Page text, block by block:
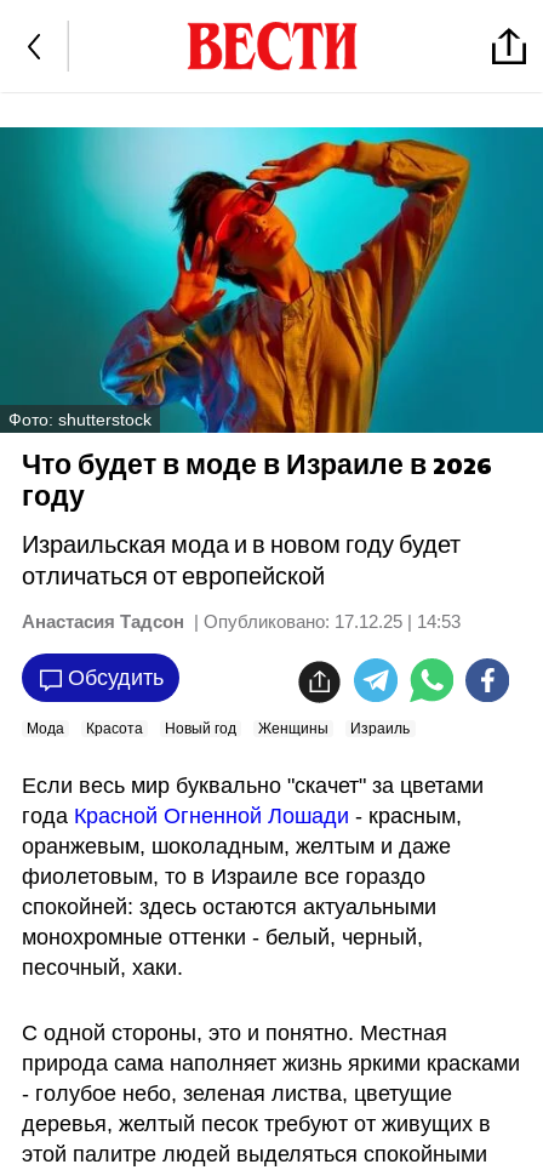
Фото: shutterstock
Что будет в моде в Израиле в 2026
году
Израильская мода и в новом году будет
отличаться от европейской
Анастасия Тадсон | Опубликовано: 17.12.25 | 14:53
Обсудить
Мода Красота Новый год Женщины Израиль
Если весь мир буквально "скачет" за цветами
года Красной Огненной Лошади - красным,
оранжевым, шоколадным, желтым и даже
фиолетовым, то в Израиле все гораздо
спокойней: здесь остаются актуальными
монохромные оттенки - белый, черный,
песочный, хаки.
С одной стороны, это и понятно. Местная
природа сама наполняет жизнь яркими красками
- голубое небо, зеленая листва, цветущие
деревья, желтый песок требуют от живущих в
этой палитре людей выделяться спокойными